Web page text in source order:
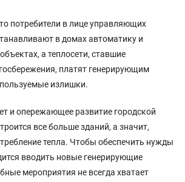
потребители в лице управляющих
в домах автоматику и
а теплосети, ставшие
платят генерирующим
излишки.
и опережающее развитие городской
все больше зданий, а значит,
тепла. Чтобы обеспечить нужды
вводить новые генерирующие
мероприятия не всегда хватает